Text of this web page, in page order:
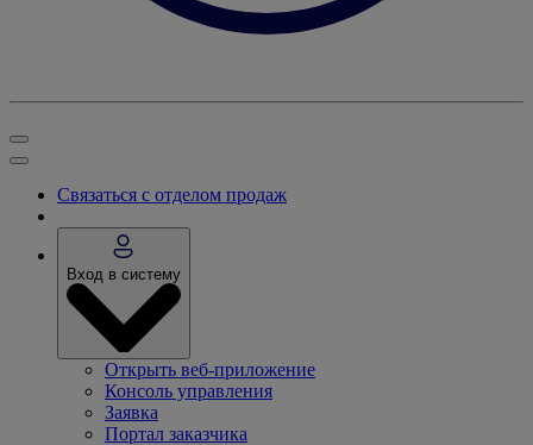
Связаться с отделом продаж
Вход в систему
Открыть веб-приложение
Консоль управления
Заявка
Портал заказчика